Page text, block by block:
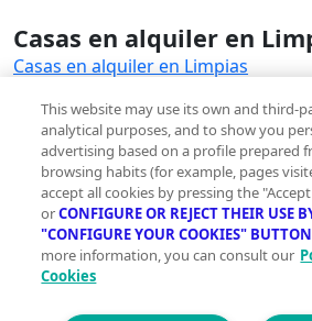
Casas en alquiler en
Casas en alquiler en Limpias
Innovación sostenible y gestos
This website may use its own and third-
analytical purposes, and to show you
advertising based on a profile prepared
browsing habits (for example, pages
accept all cookies by pressing the
orCONFIGURE OR REJECT THEIR USE
"CONFIGURE YOUR COOKIES"
more information, you can consult our
Cookies